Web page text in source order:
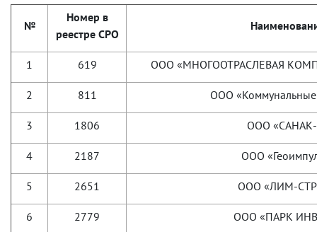
№
Номер в
реестре СРО
1 619 ООО «МНОГООТРАСЛЕВАЯ
2 811 ООО «Коммунальные
3 1806 ООО
4 2187 ООО
5 2651 ООО «ЛИМ-
6 2779 ООО «ПАРК